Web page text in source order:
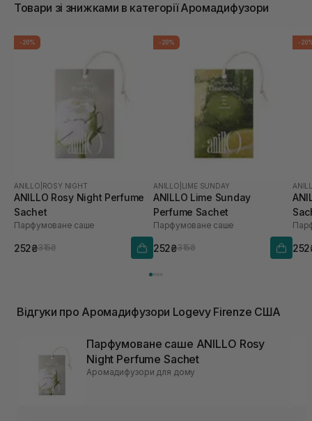
Товари зі знижками в категорії Аромадифузори
-20%
ANILLO ROSY NIGHT
ANILLO Rosy Night Perfume
Sachet
Парфумоване саше
252₴315₴
-20%
ANILLO LIME SUNDAY
ANILLO Lime Sunday
Perfume Sachet
Парфумоване саше
252₴315₴
-
Відгуки про Аромадифузори Logevy Firenze США
Парфумоване саше ANILLO Rosy
Night Perfume Sachet
Аромадифузори для дому